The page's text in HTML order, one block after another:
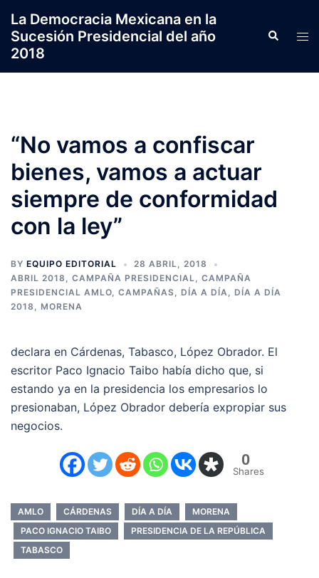
contenido
La Democracia Mexicana en la
Sucesión Presidencial del año
2018
Search
“No vamos a confiscar
bienes, vamos a actuar
siempre de conformidad
con la ley”
BY EQUIPO EDITORIAL
28 ABRIL, 2018
ABRIL 2018 , CAMPAÑA PRESIDENCIAL, CAMPAÑA
PRESIDENCIAL AMLO, CAMPAÑAS, DÍA A DÍA, DÍA A DÍA
2018 , MORENA
declara en Cárdenas, Tabasco, López Obrador. El
escritor Paco Ignacio Taibo había dicho que, si
estando ya en la presidencia los empresarios lo
presionaban, López Obrador debería expropiar sus
negocios.
0
Shares
AMLO CÁRDENAS DÍA A DÍA
MORENA
PACO IGNACIO TAIBO
PRESIDENCIA DE LA REPÚBLICA
TABASCO